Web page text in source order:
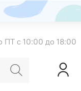
с 10:00 до 18:00